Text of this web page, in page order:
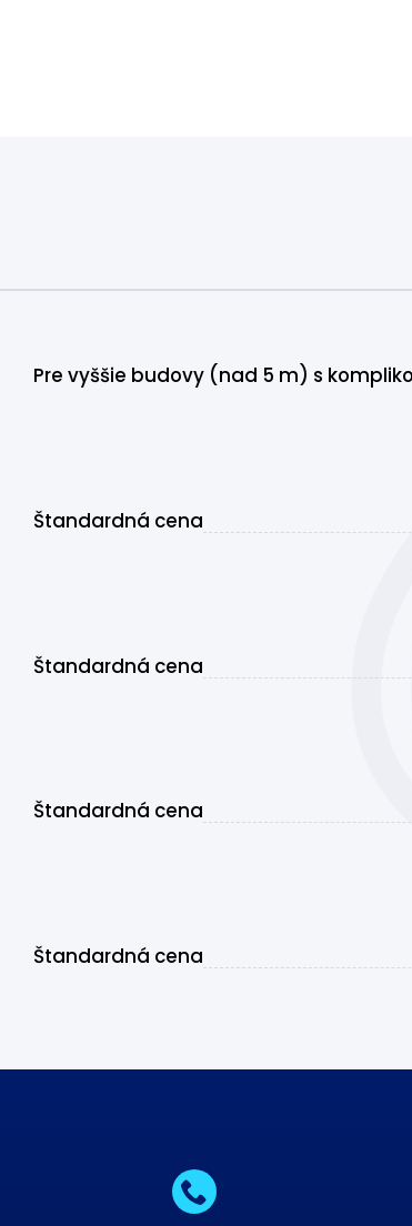
Pre vyššie budovy (nad 5 m) s
Štandardná cena
Štandardná cena
Štandardná cena
Štandardná cena